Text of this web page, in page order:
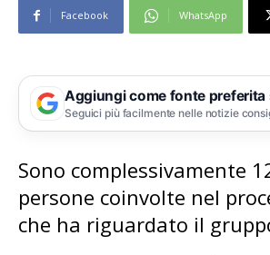
Facebook WhatsApp
Aggiungi come fonte preferita
Seguici più facilmente nelle notizie
Sono complessivamente
persone coinvolte nel
che ha riguardato il